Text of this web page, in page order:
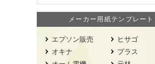
メーカー用紙テンプレート
エプソン販売
オキナ
ヒサゴ
プラス